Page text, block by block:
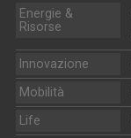
Energie &
Risorse
Innovazione
Mobilità
Life